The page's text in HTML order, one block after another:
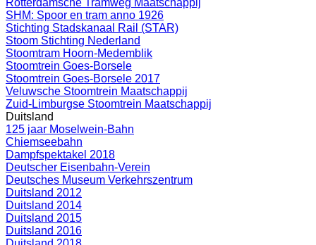
Rotterdamsche Tramweg Maatschappij
SHM: Spoor en tram anno 1926
Stichting Stadskanaal Rail (STAR)
Stoom Stichting Nederland
Stoomtram Hoorn-Medemblik
Stoomtrein Goes-Borsele
Stoomtrein Goes-Borsele 2017
Veluwsche Stoomtrein Maatschappij
Zuid-Limburgse Stoomtrein Maatschappij
Duitsland
125 jaar Moselwein-Bahn
Chiemseebahn
Dampfspektakel 2018
Deutscher Eisenbahn-Verein
Deutsches Museum Verkehrszentrum
Duitsland 2012
Duitsland 2014
Duitsland 2015
Duitsland 2016